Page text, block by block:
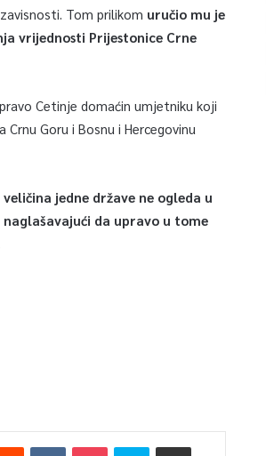
Tom prilikom uručio mu je
vrijednosti Prijestonice Crne
Cetinje domaćin umjetniku koji
Goru i Bosnu i Hercegovinu
veličina jedne države ne ogleda u
da upravo u tome